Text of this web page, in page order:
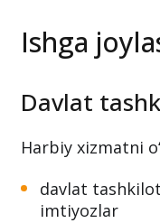
Ishga
Davlat
Harbiy xizmatni
davlat
imtiyozlar